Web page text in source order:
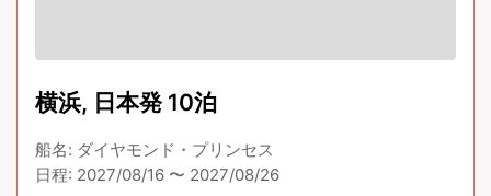
横浜, 日本発 10泊
船名: ダイヤモンド・プリンセス
日程: 2027/08/16 〜 2027/08/26